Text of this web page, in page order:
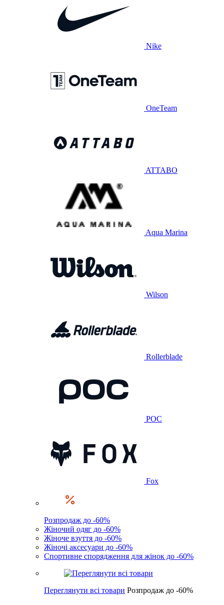
Nike
OneTeam
ATTABO
Aqua Marina
Wilson
Rollerblade
POC
Fox
Розпродаж до -60%
Жіночий одяг до -60%
Жіноче взуття до -60%
Жіночі аксесуари до -60%
Спортивне спорядження для жінок до -60%
Переглянути всі товари Розпродаж до -60%